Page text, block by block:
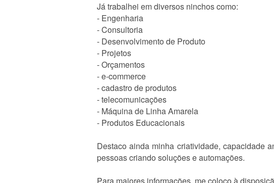
Já trabalhei em diversos ninchos como:
- Engenharia
- Consultoria
- Desenvolvimento de Produto
- Projetos
- Orçamentos
- e-commerce
- cadastro de produtos
- telecomunicações
- Máquina de Linha Amarela
- Produtos Educacionais
Destaco ainda minha criatividade, capacidade
pessoas criando soluções e automações.